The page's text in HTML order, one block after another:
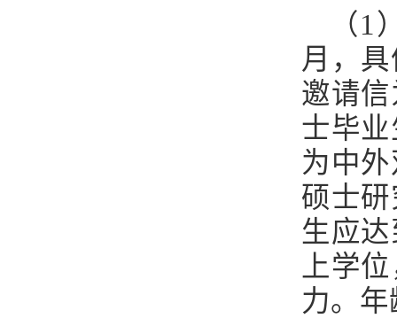
（ 1
月，
邀请
士毕
为中
硕士
生应
上学
力。